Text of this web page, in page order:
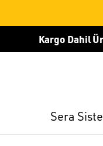
Kargo Dahil
Sera